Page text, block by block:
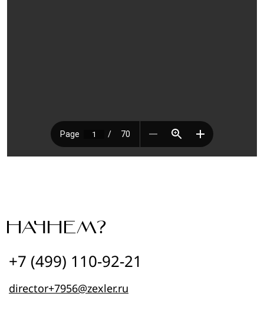
НАЧНЕМ?
+7 (499) 110-92-21
director+7956@zexler.ru